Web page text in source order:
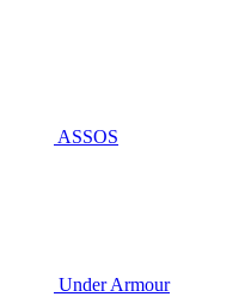
ASSOS
Under Armour